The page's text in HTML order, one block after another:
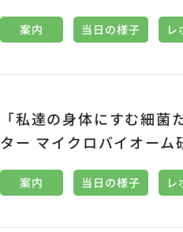
案内 当日の様子 レ
「私達の身体にすむ細
ター マイクロバイオーム
案内 当日の様子 レ